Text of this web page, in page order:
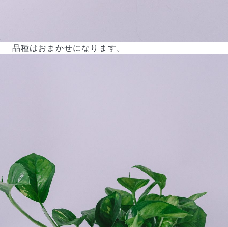
品種はおまかせになります。